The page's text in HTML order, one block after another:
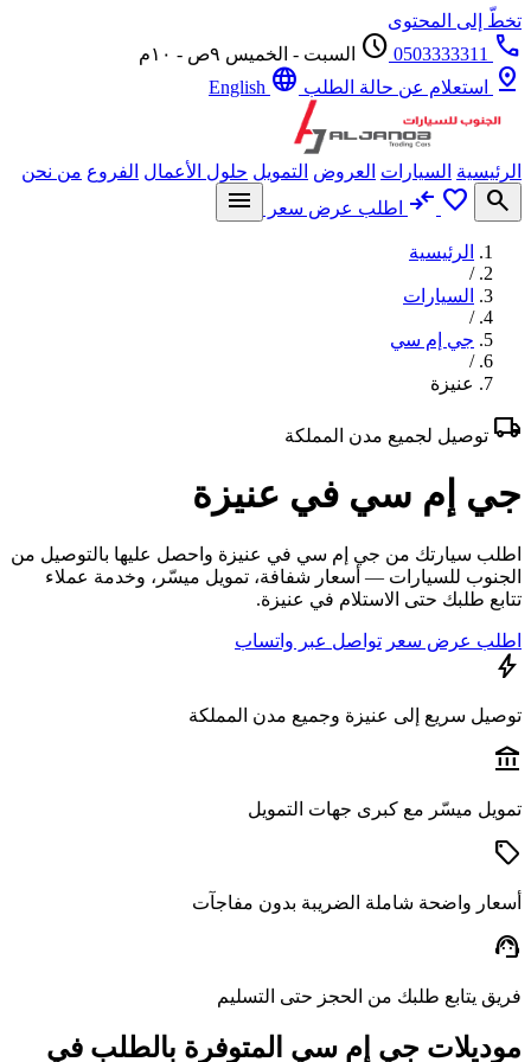
إلى المحتوى
0503333311
scheduleالسبت - الخميس ٩ص - ١٠م
استعلام عن حالة الطلبlanguage
السيارات العروض التمويل حلول الأعمال الفروع من نحن
favorite
compare_arrows اطلب عرض سعر menu
الرئيسية
السيارات
جي إم سي
عنيزة
توصيل لجميع مدن المملكة
إم سي في عنيزة
سيارتك من جي إم سي في عنيزة واحصل عليها بالتوصيل من
للسيارات — أسعار شفافة، تمويل ميسّر، وخدمة عملاء
طلبك حتى الاستلام في عنيزة.
عرض سعر تواصل عبر واتساب
سريع إلى عنيزة وجميع مدن المملكة
ميسّر مع كبرى جهات التمويل
واضحة شاملة الضريبة بدون مفاجآت
يتابع طلبك من الحجز حتى التسليم
جي إم سي المتوفرة بالطلب في